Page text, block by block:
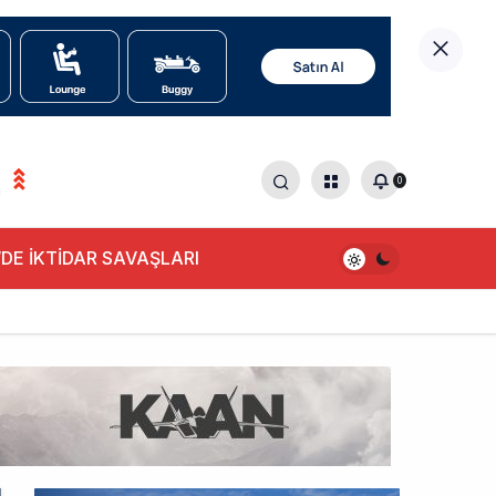
0
İKTİDAR SAVAŞLARI